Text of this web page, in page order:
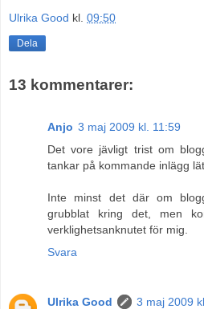
Ulrika Good kl. 09:50
Dela
13 kommentarer:
Anjo 3 maj 2009 kl. 11:59
Det vore jävligt trist om
tankar på kommande inlägg
Inte minst det där om
grubblat kring det, men
verklighetsanknutet för mig.
Svara
Ulrika Good
3 maj 2009